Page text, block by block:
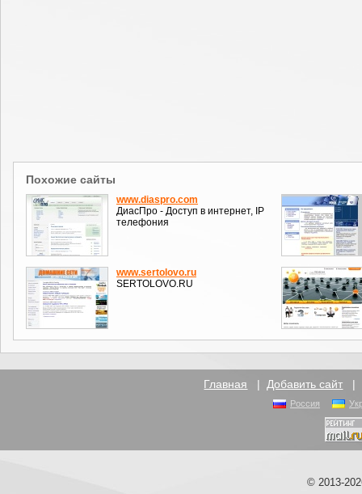
Похожие сайты
www.diaspro.com
ДиасПро - Доступ в интернет, IP
телефония
www.sertolovo.ru
SERTOLOVO.RU
Главная | Добавить сайт |
Россия
© 2013-